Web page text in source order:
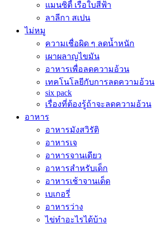
แมนซิตี้ เรือใบสีฟ้า
ลาลีกา สเปน
ไม่หมู
ความเชื่อผิด ๆ ลดน้ำหนัก
เผาผลาญไขมัน
อาหารเพื่อลดความอ้วน
เทคโนโลยีกับการลดความอ้วน
six pack
เรื่องที่ต้องรู้ถ้าจะลดความอ้วน
อาหาร
อาหารมังสวิรัติ
อาหารเจ
อาหารจานเดียว
อาหารสำหรับเด็ก
อาหารเช้าจานเด็ด
เบเกอรี่
อาหารว่าง
ไข่ทำอะไรได้บ้าง